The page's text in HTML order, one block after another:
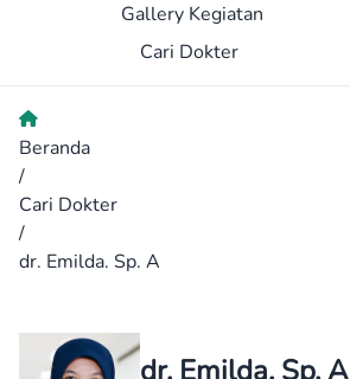
Gallery Kegiatan
Cari Dokter
Beranda
/
Cari Dokter
/
dr. Emilda. Sp. A
dr. Emilda. Sp. A